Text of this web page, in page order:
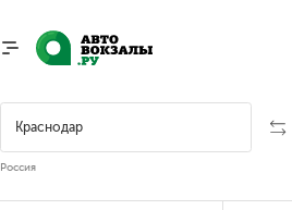
Россия